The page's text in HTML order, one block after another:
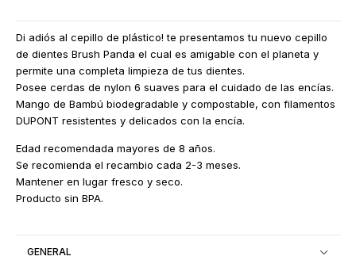
Di adiós al cepillo de plástico! te presentamos tu nuevo cepillo
de dientes Brush Panda el cual es amigable con el planeta y
permite una completa limpieza de tus dientes.
Posee cerdas de nylon 6 suaves para el cuidado de las encías.
Mango de Bambú biodegradable y compostable, con filamentos
DUPONT resistentes y delicados con la encía.
Edad recomendada mayores de 8 años.
Se recomienda el recambio cada 2-3 meses.
Mantener en lugar fresco y seco.
Producto sin BPA.
GENERAL